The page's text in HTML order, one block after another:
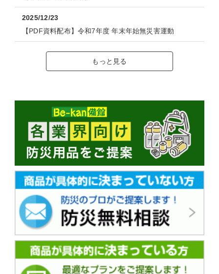
2025/12/23
【PDF資料配布】令和7年度 年末年始無災害運動
もっと見る